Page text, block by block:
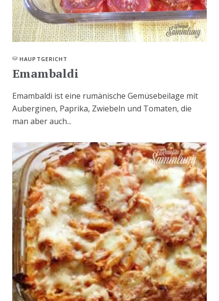
HAUPTGERICHT
Emambaldi
Emambaldi ist eine rumänische Gemüsebeilage mit
Auberginen, Paprika, Zwiebeln und Tomaten, die
man aber auch...